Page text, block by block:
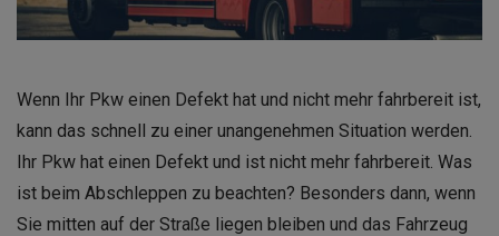
Wenn Ihr Pkw einen Defekt hat und nicht mehr fahrbereit ist,
kann das schnell zu einer unangenehmen Situation werden.
Ihr Pkw hat einen Defekt und ist nicht mehr fahrbereit. Was
ist beim Abschleppen zu beachten? Besonders dann, wenn
Sie mitten auf der Straße liegen bleiben und das Fahrzeug